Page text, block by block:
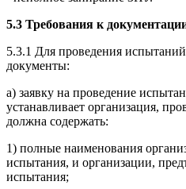
5.3 Требования к
5.3.1 Для проведения
документы:
а) заявку на проведение
устанавливает организация,
должна содержать:
1) полные наименования
испытания, и организации,
испытания;